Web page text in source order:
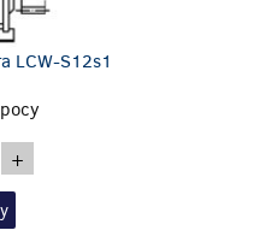
LCW-S12s1
+